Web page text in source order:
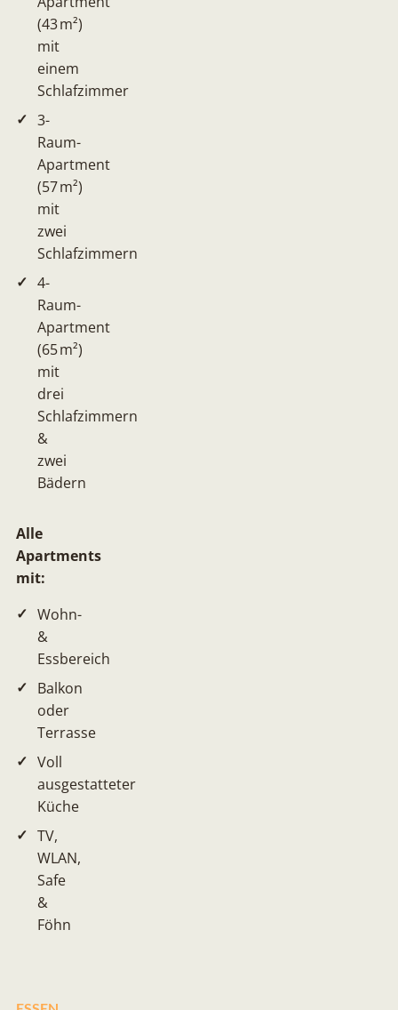
(43 m²)
mit
einem
Schlafzimmer
3-
Raum-
Apartment
(57 m²)
mit
zwei
Schlafzimmern
4-
Raum-
Apartment
(65 m²)
mit
drei
Schlafzimmern
&
zwei
Bädern
Alle
Apartments
mit:
Wohn-
&
Essbereich
Balkon
oder
Terrasse
Voll
ausgestatteter
Küche
TV,
WLAN,
Safe
&
Föhn